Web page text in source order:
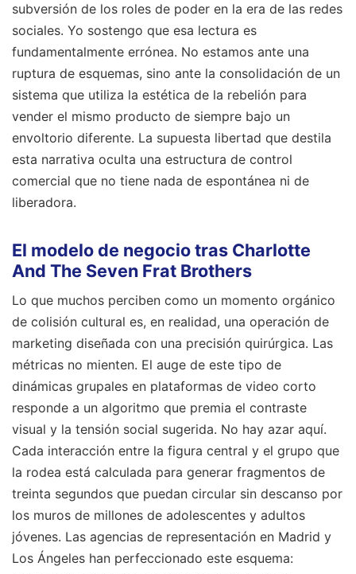
subversión de los roles de poder en la era de las redes
sociales. Yo sostengo que esa lectura es
fundamentalmente errónea. No estamos ante una
ruptura de esquemas, sino ante la consolidación de un
sistema que utiliza la estética de la rebelión para
vender el mismo producto de siempre bajo un
envoltorio diferente. La supuesta libertad que destila
esta narrativa oculta una estructura de control
comercial que no tiene nada de espontánea ni de
liberadora.
El modelo de negocio tras Charlotte
And The Seven Frat Brothers
Lo que muchos perciben como un momento orgánico
de colisión cultural es, en realidad, una operación de
marketing diseñada con una precisión quirúrgica. Las
métricas no mienten. El auge de este tipo de
dinámicas grupales en plataformas de video corto
responde a un algoritmo que premia el contraste
visual y la tensión social sugerida. No hay azar aquí.
Cada interacción entre la figura central y el grupo que
la rodea está calculada para generar fragmentos de
treinta segundos que puedan circular sin descanso por
los muros de millones de adolescentes y adultos
jóvenes. Las agencias de representación en Madrid y
Los Ángeles han perfeccionado este esquema: